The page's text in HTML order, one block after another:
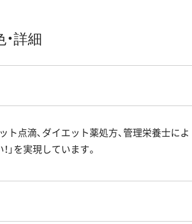
詳細
ト点滴、ダイエット薬処方、管理栄養士によ
を実現しています。